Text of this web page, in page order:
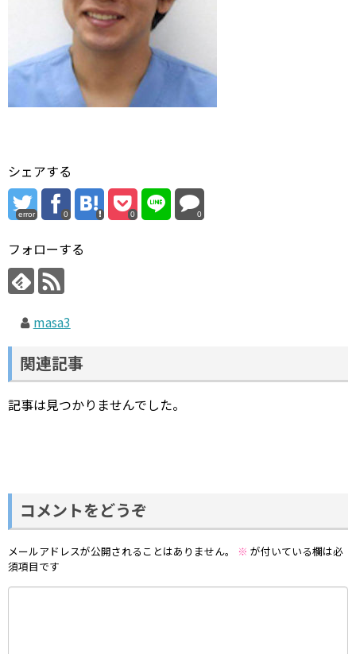
シェアする
error 0 0 0
フォローする
masa3
関連記事
記事は見つかりませんでした。
コメントをどうぞ
メールアドレスが公開されることはありません。 ※ が付いている欄は必
須項目です